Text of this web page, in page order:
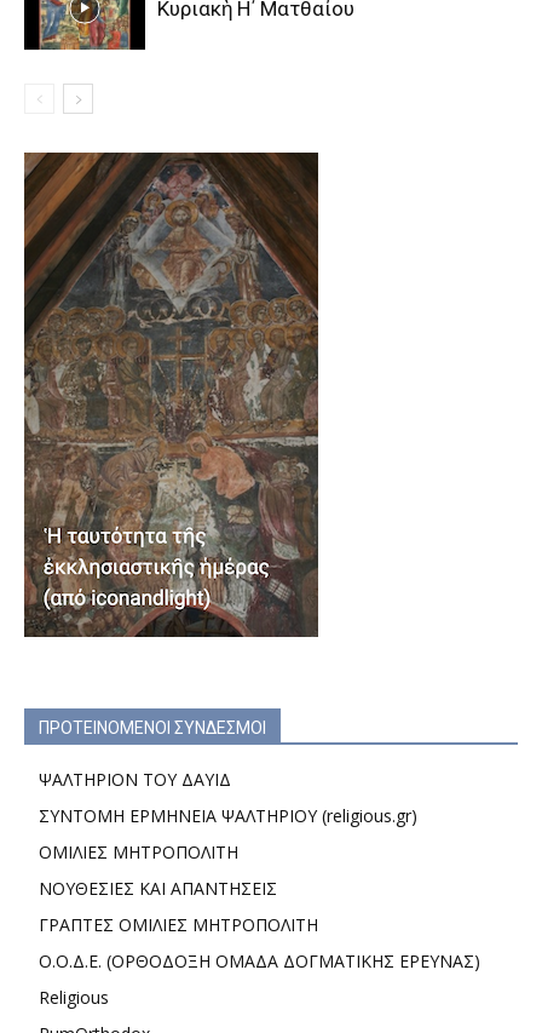
Κυριακὴ Η΄ Ματθαίου
ΠΡΟΤΕΙΝΟΜΕΝΟΙ ΣΥΝΔΕΣΜΟΙ
ΨΑΛΤΗΡΙΟΝ ΤΟΥ ΔΑΥΙΔ
ΣΥΝΤΟΜΗ ΕΡΜΗΝΕΙΑ ΨΑΛΤΗΡΙΟΥ (religious.gr)
ΟΜΙΛΙΕΣ ΜΗΤΡΟΠΟΛΙΤΗ
ΝΟΥΘΕΣΙΕΣ ΚΑΙ ΑΠΑΝΤΗΣΕΙΣ
ΓΡΑΠΤΕΣ ΟΜΙΛΙΕΣ ΜΗΤΡΟΠΟΛΙΤΗ
Ο.Ο.Δ.Ε. (ΟΡΘΟΔΟΞΗ ΟΜΑΔΑ ΔΟΓΜΑΤΙΚΗΣ ΕΡΕΥΝΑΣ)
Religious